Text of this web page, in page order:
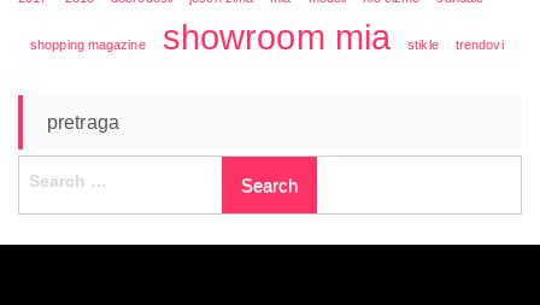
shopping magazine showroom mia stikle trendovi
pretraga